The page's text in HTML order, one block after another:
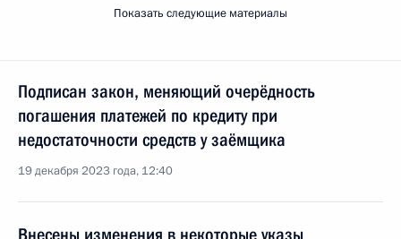
Показать следующие материалы
Подписан закон, меняющий очерёдность
погашения платежей по кредиту при
недостаточности средств у заёмщика
19 декабря 2023 года, 12:40
Внесены изменения в некоторые указы